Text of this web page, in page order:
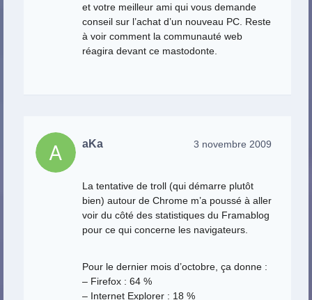
et votre meilleur ami qui vous demande
conseil sur l’achat d’un nouveau PC. Reste
à voir comment la communauté web
réagira devant ce mastodonte.
aKa 3 novembre 2009
La tentative de troll (qui démarre plutôt
bien) autour de Chrome m’a poussé à aller
voir du côté des statistiques du Framablog
pour ce qui concerne les navigateurs.
Pour le dernier mois d’octobre, ça donne :
– Firefox : 64 %
– Internet Explorer : 18 %